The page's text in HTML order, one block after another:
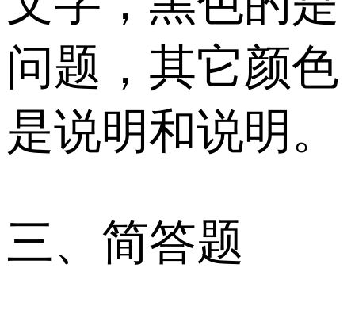
问题，其它颜色
是说明和说明。
三、简答题